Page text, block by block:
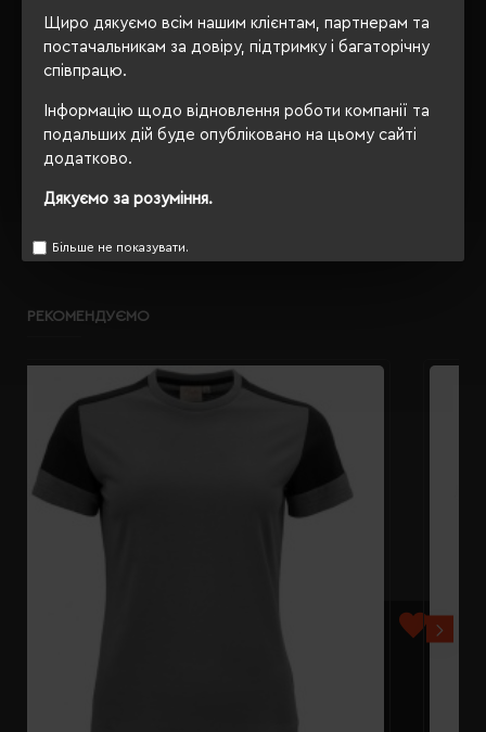
Щиро дякуємо всім нашим клієнтам, партнерам та
постачальникам за довіру, підтримку і багаторічну
співпрацю.
Інформацію щодо відновлення роботи компанії та
подальших дій буде опубліковано на цьому сайті
додатково.
Дякуємо за розуміння.
Більше не показувати.
Сертифікація
OEKO-TEX® Standard 100,
PETA-Approved Vegan
ОПИС
ВІДГУКИ
РЕКОМЕНДУЄМО